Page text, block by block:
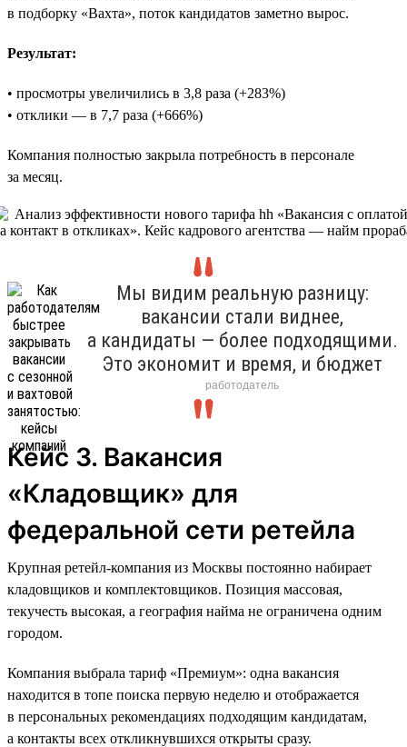
в подборку «Вахта», поток кандидатов заметно вырос.
Результат:
• просмотры увеличились в 3,8 раза (+283%)
• отклики — в 7,7 раза (+666%)
Компания полностью закрыла потребность в персонале
за месяц.
Мы видим реальную разницу:
вакансии стали виднее,
а кандидаты — более подходящими.
Это экономит и время, и бюджет
работодатель
Кейс 3. Вакансия
«Кладовщик» для
федеральной сети ретейла
Крупная ретейл-компания из Москвы постоянно набирает
кладовщиков и комплектовщиков. Позиция массовая,
текучесть высокая, а география найма не ограничена одним
городом.
Компания выбрала тариф «Премиум»: одна вакансия
находится в топе поиска первую неделю и отображается
в персональных рекомендациях подходящим кандидатам,
а контакты всех откликнувшихся открыты сразу.